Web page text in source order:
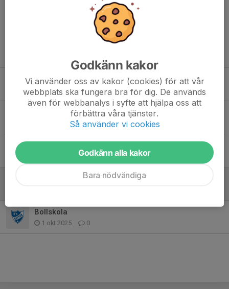
Avslutningen
11 mar, 20:20 0
Inställd träning
14 jan, 15:46 0
0
Bollskola
1 okt 2025 0
Godkänn kakor
Vi använder oss av kakor (cookies) för att vår
webbplats ska fungera bra för dig. De används
även för webbanalys i syfte att hjälpa oss att
förbättra våra tjänster.
Så använder vi cookies
Godkänn alla kakor
Bara nödvändiga